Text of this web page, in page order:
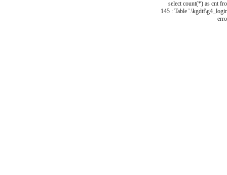
select count(*) as cnt
145 : Table